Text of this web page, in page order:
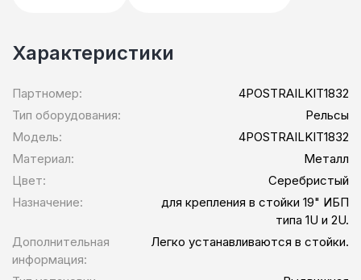
Характеристики
Партномер:
4POSTRAILKIT1832
Тип оборудования:
Рельсы
Модель:
4POSTRAILKIT1832
Материал:
Металл
Цвет:
Серебристый
Назначение:
для крепления в стойки 19" ИБП
типа 1U и 2U.
Дополнительная
информация:
Легко устанавливаются в стойки.